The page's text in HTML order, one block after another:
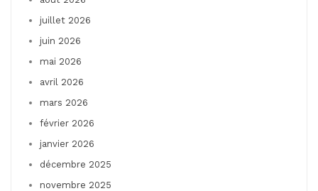
juillet 2026
juin 2026
mai 2026
avril 2026
mars 2026
février 2026
janvier 2026
décembre 2025
novembre 2025